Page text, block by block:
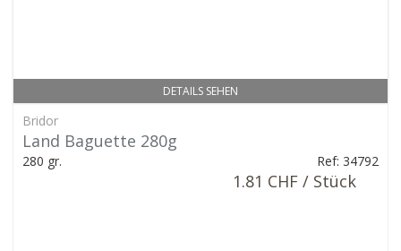
DETAILS SEHEN
Bridor
Land Baguette 280g
280 gr. Ref: 34792
1.81 CHF / Stück